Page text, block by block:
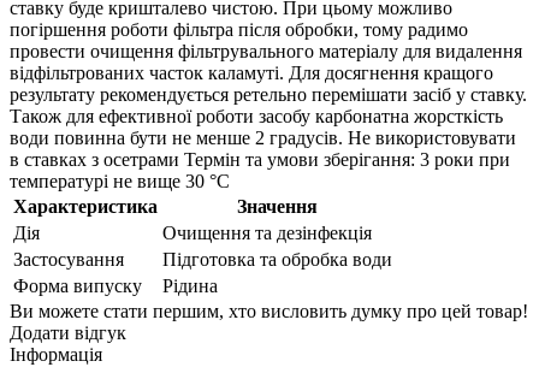
ставку буде кришталево чистою. При цьому можливо
погіршення роботи фільтра після обробки, тому радимо
провести очищення фільтрувального матеріалу для видалення
відфільтрованих часток каламуті. Для досягнення кращого
результату рекомендується ретельно перемішати засіб у ставку.
Також для ефективної роботи засобу карбонатна жорсткість
води повинна бути не менше 2 градусів. Не використовувати
в ставках з осетрами Термін та умови зберігання: 3 роки при
температурі не вище 30 °С
Характеристика
Значення
Дія
Очищення та дезінфекція
Застосування
Підготовка та обробка води
Форма випуску
Рідина
Ви можете стати першим, хто висловить думку про цей товар!
Додати відгук
Інформація